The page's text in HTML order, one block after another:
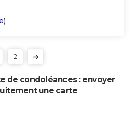
)
2
de condoléances : envoyer
une carte